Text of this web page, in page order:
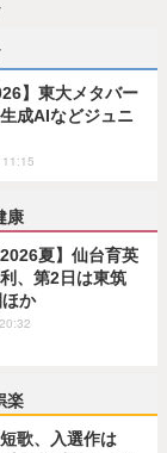
】東大メタバー
成AIなどジュニ
康
2026夏】仙台育英
、第2日は東筑
か
楽
歌、入選作は